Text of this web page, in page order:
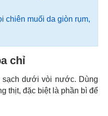
chiên muối da giòn rụm,
chỉ
sạch dưới vòi nước. Dùng
thịt, đặc biệt là phần bì để